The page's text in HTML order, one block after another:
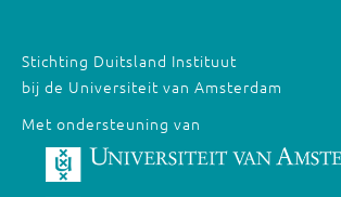
Stichting Duitsland Instituut
bij de Universiteit van Amsterdam
Met ondersteuning van